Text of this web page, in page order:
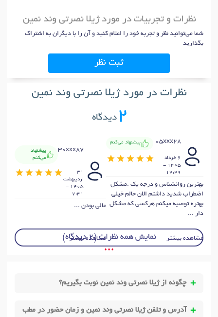
نظرات و تجربیات در مورد ژیلا نصرتی وند نمین
شما می‌توانید نظر و تجربه خود را اعلام کنید و آن را با دیگران به اشتراک
بگذارید
ثبت نظر
نظرات در مورد ژیلا نصرتی وند نمین
2دیدگاه
05xxx28 پیشنهاد می‌کنم
6 خرداد
1405 -
14:49
بهترین روانشناس و درجه یک .مشکل
اضطراب شدید داشتم الان حالم خیلی
بهتره توصیه میکنم هرکسی که مشکل
دار ...
مشاهده بیشتر
30xxx87
پیشنهاد
می‌کنم
31
ارديبهشت
1405 -
7:41
عالی بودن ...
مشاهده بیشترنمایش همه نظرات (2 دیدگاه)
• • •
چگونه از ژیلا نصرتی وند نمین نوبت بگیریم؟
آدرس و تلفن ژیلا نصرتی وند نمین و زمان حضور در مطب